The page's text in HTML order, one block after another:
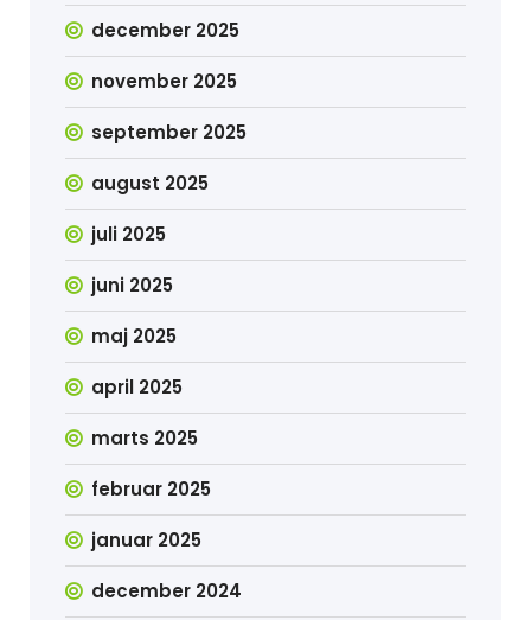
december 2025
november 2025
september 2025
august 2025
juli 2025
juni 2025
maj 2025
april 2025
marts 2025
februar 2025
januar 2025
december 2024